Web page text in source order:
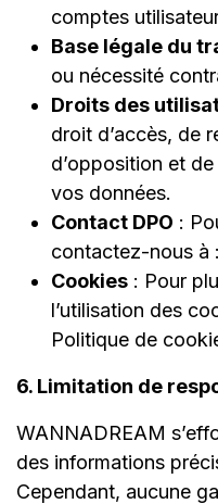
comptes
Base légale du
ou nécessité
Droits des
droit d’accès, de
d’opposition et
vos données.
Contact DPO :
contactez-nous à
Cookies : Pour
l’utilisation des
Politique de
6. Limitation de
WANNADREAM
des informations
Cependant, aucune